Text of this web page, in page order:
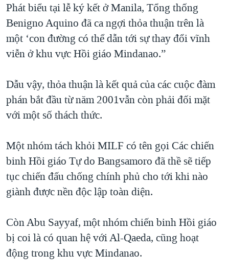
Phát biểu tại lễ ký kết ở Manila, Tổng thống
Benigno Aquino đã ca ngợi thỏa thuận trên là
một ‘con đường có thể dẫn tới sự thay đổi vĩnh
viễn ở khu vực Hồi giáo Mindanao.”
Dẫu vậy, thỏa thuận là kết quả của các cuộc đàm
phán bắt đầu từ năm 2001vẫn còn phải đối mặt
với một số thách thức.
Một nhóm tách khỏi MILF có tên gọi Các chiến
binh Hồi giáo Tự do Bangsamoro đã thề sẽ tiếp
tục chiến đấu chống chính phủ cho tới khi nào
giành được nền độc lập toàn diện.
Còn Abu Sayyaf, một nhóm chiến binh Hồi giáo
bị coi là có quan hệ với Al-Qaeda, cũng hoạt
động trong khu vực Mindanao.